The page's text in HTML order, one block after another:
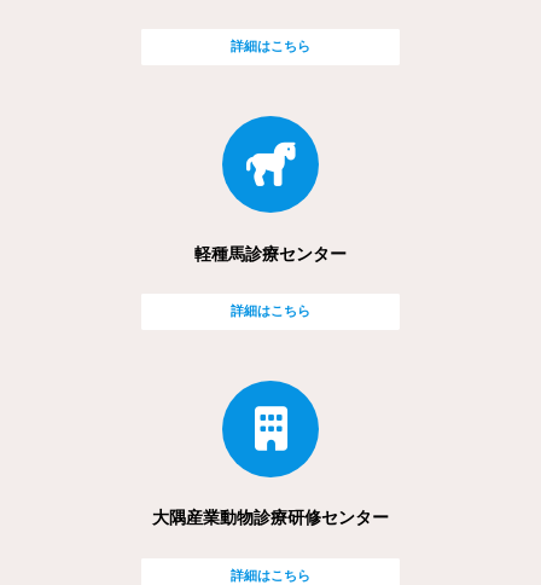
詳細はこちら
軽種馬診療センター
詳細はこちら
大隅産業動物診療研修センター
詳細はこちら